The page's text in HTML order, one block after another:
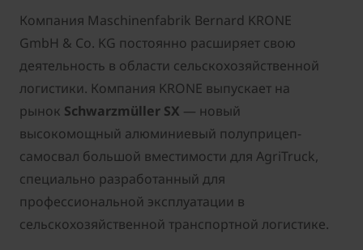
Компания Maschinenfabrik Bernard KRONE
GmbH & Co. KG постоянно расширяет свою
деятельность в области сельскохозяйственной
логистики. Компания KRONE выпускает на
рынок Schwarzmüller SX — новый
высокомощный алюминиевый полуприцеп-
самосвал большой вместимости для AgriTruck,
специально разработанный для
профессиональной эксплуатации в
сельскохозяйственной транспортной логистике.